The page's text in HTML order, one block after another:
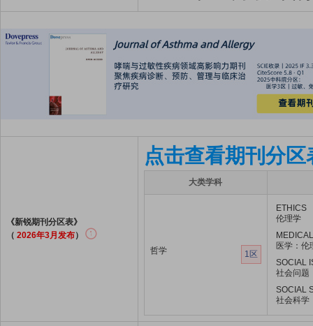
《新锐期刊分区表》
（ 2026年3月发布）
点击查看期刊分区
大类学科
哲学 1区
ETHICS
伦理学
医学：伦
SOCIAL
社会问题
SOCIAL
社会科学